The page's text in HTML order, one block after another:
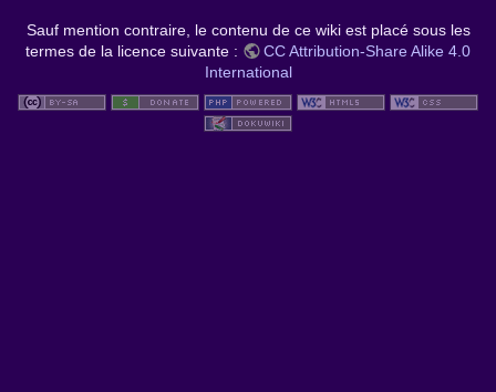
Sauf mention contraire, le contenu de ce wiki est placé sous les
termes de la licence suivante :
CC Attribution-Share Alike 4.0
International